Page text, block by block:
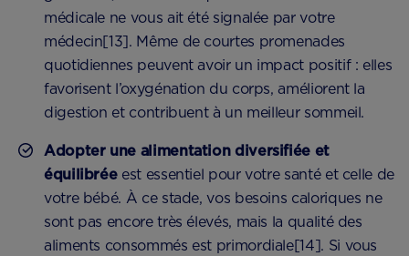
médicale ne vous ait été signalée par votre
médecin[13]. Même de courtes promenades
quotidiennes peuvent avoir un impact positif : elles
favorisent l’oxygénation du corps, améliorent la
digestion et contribuent à un meilleur sommeil.
Adopter une alimentation diversifiée et
équilibréeest essentiel pour votre santé et celle de
votre bébé. À ce stade, vos besoins caloriques ne
sont pas encore très élevés, mais la qualité des
aliments consommés est primordiale[14]. Si vous